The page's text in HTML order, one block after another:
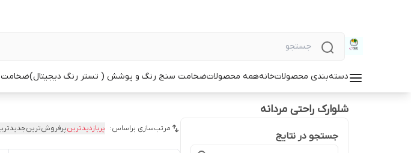
دسته‌بندی محصولاتخانههمه محصولاتضخامت سنج رنگ و پوشش ( تستر رنگ دیجیتال)ضخامت
شلوارک راحتی مردانه
جستجو در نتایج
مرتب‌سازی براساس: پربازدیدترینپرفروش‌ترین